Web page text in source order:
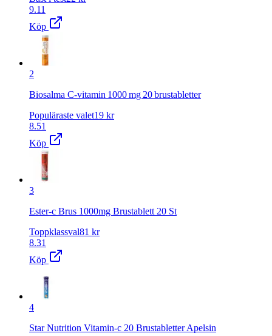
9.11
Köp
2
Biosalma C‑vitamin 1000 mg 20 brustabletter
Populäraste valet19 kr
8.51
Köp
3
Ester-c Brus 1000mg Brustablett 20 St
Toppklassval81 kr
8.31
Köp
4
Star Nutrition Vitamin-c 20 Brustabletter Apelsin